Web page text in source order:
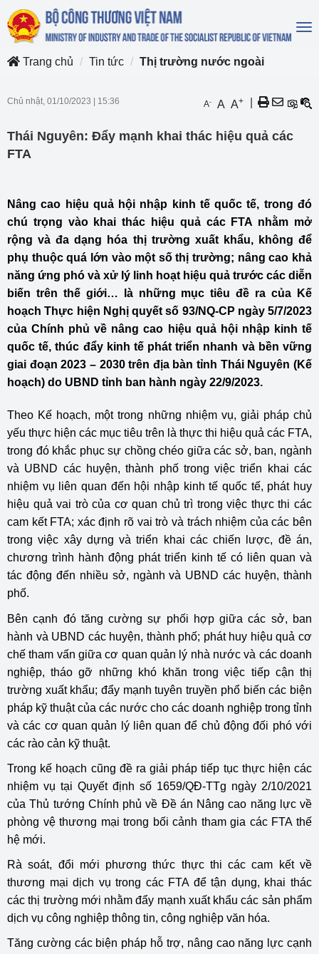
Trang chủ
Tin tức Thị trường nước ngoài
Chủ nhật, 01/10/2023 15:36 A- A A+
Thái Nguyên: Đẩy mạnh khai thác hiệu quả các
FTA
Nâng cao hiệu quả hội nhập kinh tế quốc tế, trong đó
chú trọng vào khai thác hiệu quả các FTA nhằm mở
rộng và đa dạng hóa thị trường xuất khẩu, không để
phụ thuộc quá lớn vào một số thị trường; nâng cao khả
năng ứng phó và xử lý linh hoạt hiệu quả trước các diễn
biến trên thế giới… là những mục tiêu đề ra của Kế
hoạch Thực hiện Nghị quyết số 93/NQ-CP ngày 5/7/2023
của Chính phủ về nâng cao hiệu quả hội nhập kinh tế
quốc tế, thúc đẩy kinh tế phát triển nhanh và bền vững
giai đoạn 2023 – 2030 trên địa bàn tỉnh Thái Nguyên (Kế
hoạch) do UBND tỉnh ban hành ngày 22/9/2023.
Theo Kế hoạch, một trong những nhiệm vụ, giải pháp chủ
yếu thực hiện các mục tiêu trên là thực thi hiệu quả các FTA,
trong đó khắc phục sự chồng chéo giữa các sở, ban, ngành
và UBND các huyện, thành phố trong việc triển khai các
nhiệm vụ liên quan đến hội nhập kinh tế quốc tế, phát huy
hiệu quả vai trò của cơ quan chủ trì trong việc thực thi các
cam kết FTA; xác định rõ vai trò và trách nhiệm của các bên
trong việc xây dựng và triển khai các chiến lược, đề án,
chương trình hành động phát triển kinh tế có liên quan và
tác động đến nhiều sở, ngành và UBND các huyện, thành
phố.
Bên cạnh đó tăng cường sự phối hợp giữa các sở, ban
hành và UBND các huyện, thành phố; phát huy hiệu quả cơ
chế tham vấn giữa cơ quan quản lý nhà nước và các doanh
nghiệp, tháo gỡ những khó khăn trong việc tiếp cận thị
trường xuất khẩu; đẩy mạnh tuyên truyền phổ biến các biện
pháp kỹ thuật của các nước cho các doanh nghiệp trong tỉnh
và các cơ quan quản lý liên quan để chủ động đối phó với
các rào cản kỹ thuật.
Trong kế hoạch cũng đề ra giải pháp tiếp tục thực hiện các
nhiệm vụ tại Quyết định số 1659/QĐ-TTg ngày 2/10/2021
của Thủ tướng Chính phủ về Đề án Nâng cao năng lực về
phòng vệ thương mại trong bối cảnh tham gia các FTA thế
hệ mới.
Rà soát, đổi mới phương thức thực thi các cam kết về
thương mại dịch vụ trong các FTA để tận dụng, khai thác
các thị trường mới nhằm đẩy mạnh xuất khẩu các sản phẩm
dịch vụ công nghiệp thông tin, công nghiệp văn hóa.
Tăng cường các biện pháp hỗ trợ, nâng cao năng lực cạnh